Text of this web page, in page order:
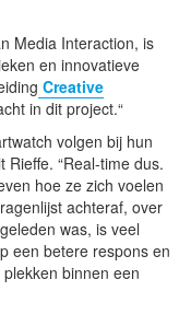
Media Interaction, is
en innovatieve
Creative
in dit project.“
volgen bij hun
Rieffe. “Real-time dus.
hoe ze zich voelen
achteraf, over
was, is veel
een betere respons en
binnen een